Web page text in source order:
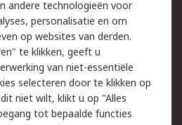
Email veiligheid
Websitevoorwaarden
andere technologieën voor
personalisatie en om
op websites van derden.
te klikken, geeft u
van niet-essentiële
selecteren door te klikken op
niet wilt, klikt u op "Alles
tot bepaalde functies